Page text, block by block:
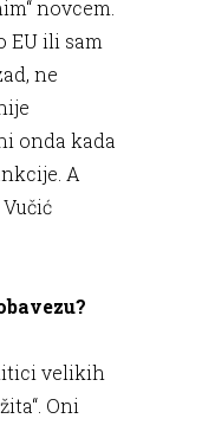
novcem.
EU ili sam
ne
onda kada
A
velikih
Oni